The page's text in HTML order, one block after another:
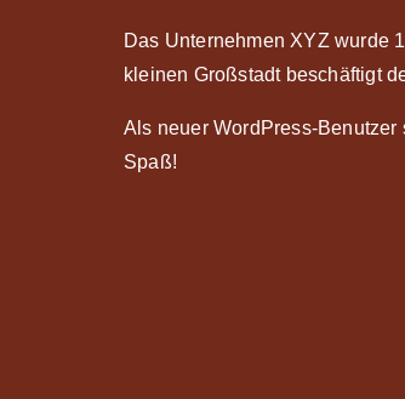
Das Unternehmen XYZ wurde
kleinen Großstadt beschäftigt
Als neuer WordPress-Benutzer
Spaß!